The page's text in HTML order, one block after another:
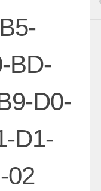
BD-
D0-
D1-
02